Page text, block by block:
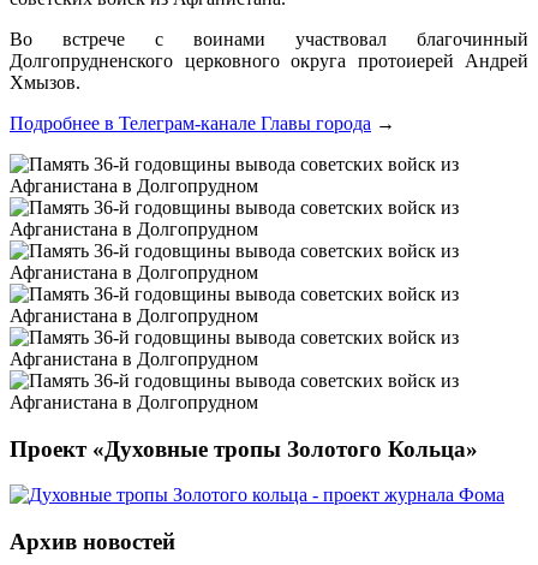
Во встрече с воинами участвовал благочинный
Долгопрудненского церковного округа протоиерей Андрей
Хмызов.
Подробнее в Телеграм-канале Главы города →
Проект «Духовные тропы Золотого Кольца»
Архив новостей